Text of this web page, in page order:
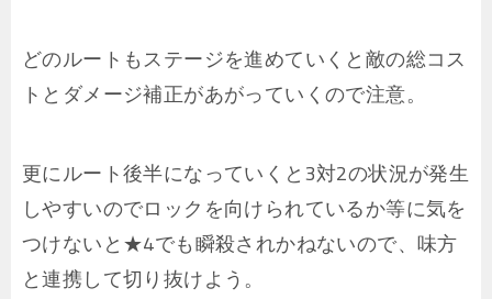
どのルートもステージを進めていくと敵の総コス
トとダメージ補正があがっていくので注意。
更にルート後半になっていくと3対2の状況が発生
しやすいのでロックを向けられているか等に気を
つけないと★4でも瞬殺されかねないので、味方
と連携して切り抜けよう。